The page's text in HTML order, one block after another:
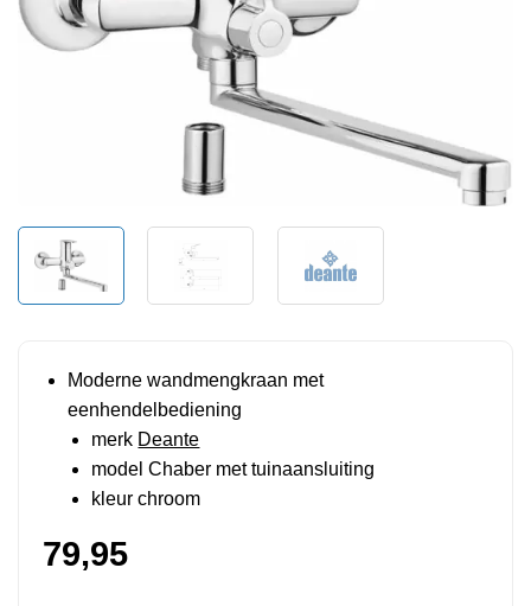
Moderne wandmengkraan met
eenhendelbediening
merk Deante
model Chaber met tuinaansluiting
kleur chroom
79,95